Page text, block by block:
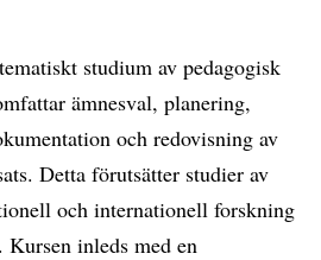
studium av pedagogisk
ämnesval, planering,
och redovisning av
Detta förutsätter studier av
och internationell forskning
inleds med en